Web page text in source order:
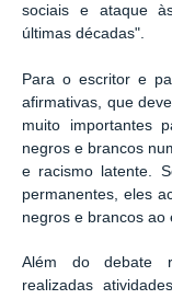
sociais e ataque
últimas décadas".
Para o escritor e
afirmativas, que
muito importantes
negros e brancos
e racismo latente.
permanentes, eles
negros e brancos ao
Além do debate
realizadas